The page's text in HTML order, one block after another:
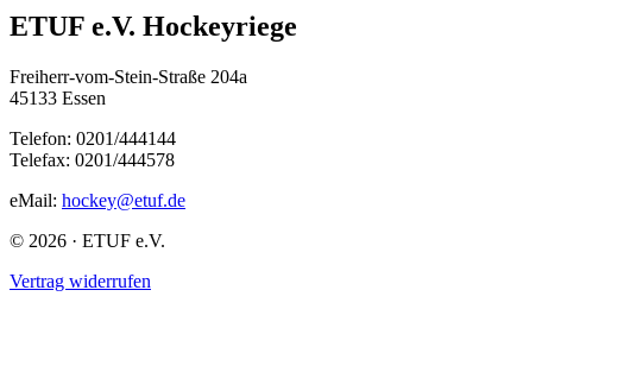
ETUF e.V. Hockeyriege
Freiherr-vom-Stein-Straße 204a
45133 Essen
Telefon: 0201/444144
Telefax: 0201/444578
eMail: hockey@etuf.de
© 2026 · ETUF e.V.
Vertrag widerrufen